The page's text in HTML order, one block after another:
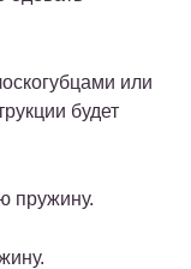
или
будет
пружину.